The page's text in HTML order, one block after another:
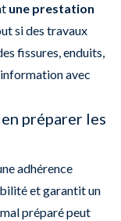
une prestation
si des travaux
fissures, enduits,
avec
préparer les
adhérence
et garantit un
préparé peut